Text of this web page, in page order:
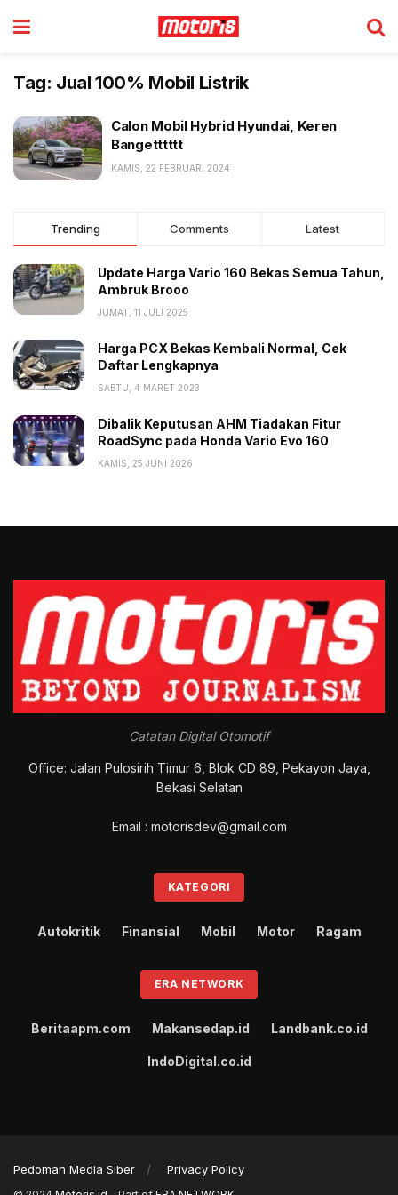
Tag: Jual 100% Mobil Listrik
Calon Mobil Hybrid Hyundai, Keren
Bangetttttt
KAMIS, 22 FEBRUARI 2024
Trending Comments Latest
Update Harga Vario 160 Bekas Semua Tahun,
Ambruk Brooo
JUMAT, 11 JULI 2025
Harga PCX Bekas Kembali Normal, Cek
Daftar Lengkapnya
SABTU, 4 MARET 2023
Dibalik Keputusan AHM Tiadakan Fitur
RoadSync pada Honda Vario Evo 160
KAMIS, 25 JUNI 2026
Catatan Digital Otomotif
Office: Jalan Pulosirih Timur 6, Blok CD 89, Pekayon Jaya,
Bekasi Selatan
Email : motorisdev@gmail.com
KATEGORI
Autokritik Finansial Mobil Motor Ragam
ERA NETWORK
Beritaapm.com Makansedap.id Landbank.co.id
IndoDigital.co.id
Pedoman Media Siber Privacy Policy